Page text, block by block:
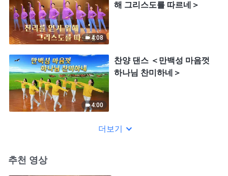
4:08
해 그리스도를 따르네＞
4:00
찬양 댄스 ＜만백성 마음껏
하나님 찬미하네＞
더보기
추천 영상